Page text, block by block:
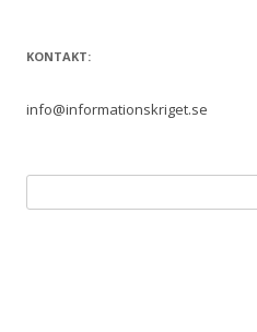
KONTAKT:
info@informationskriget.se
ö